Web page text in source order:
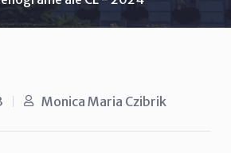
Monica Maria Czibrik